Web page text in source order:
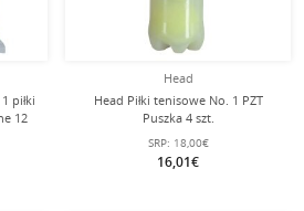
piłki
12
Head
Head Piłki tenisowe No. 1 PZT
Puszka 4 szt.
SRP: 18,00€
16,01€